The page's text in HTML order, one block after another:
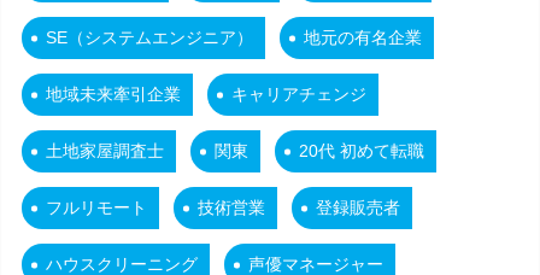
SE（システムエンジニア） 地元の有名企業
地域未来牽引企業 キャリアチェンジ
土地家屋調査士 関東 20代 初めて転職
フルリモート 技術営業 登録販売者
ハウスクリーニング 声優マネージャー